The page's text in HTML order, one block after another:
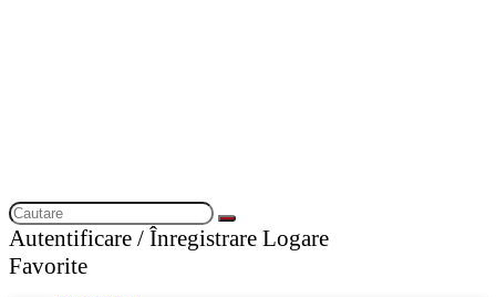
Autentificare / Înregistrare Logare
Favorite